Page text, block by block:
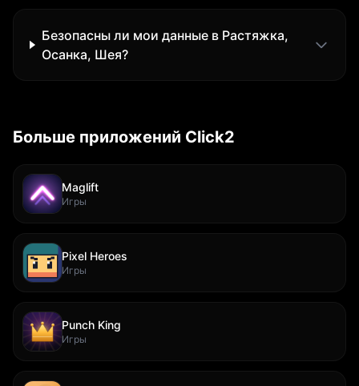
Безопасны ли мои данные в Растяжка,
Осанка, Шея?
Больше приложений Click2
Maglift
Игры
Pixel Heroes
Игры
Punch King
Игры